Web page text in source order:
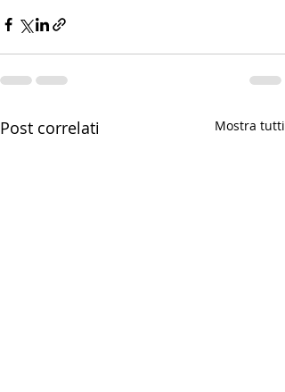
Post correlati Mostra tutti